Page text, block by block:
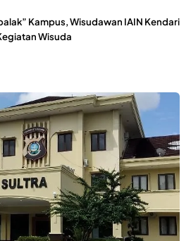
Kampus, Wisudawan IAIN Kendari
Wisuda